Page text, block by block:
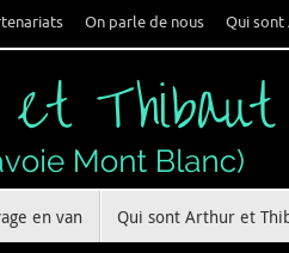
On parle de nous Qui sont
en van Qui sont Arthur et